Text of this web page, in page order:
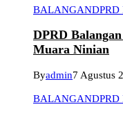
BALANGANDPRD
DPRD
Muara Ninian
Byadmin7 Agustus
BALANGANDPRD